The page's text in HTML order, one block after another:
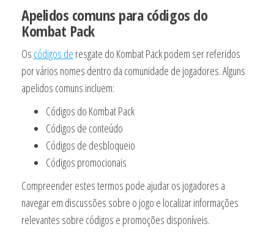
Apelidos comuns para códigos do
Kombat Pack
Os códigos de resgate do Kombat Pack podem ser referidos
por vários nomes dentro da comunidade de jogadores. Alguns
apelidos comuns incluem:
Códigos do Kombat Pack
Códigos de conteúdo
Códigos de desbloqueio
Códigos promocionais
Compreender estes termos pode ajudar os jogadores a
navegar em discussões sobre o jogo e localizar informações
relevantes sobre códigos e promoções disponíveis.